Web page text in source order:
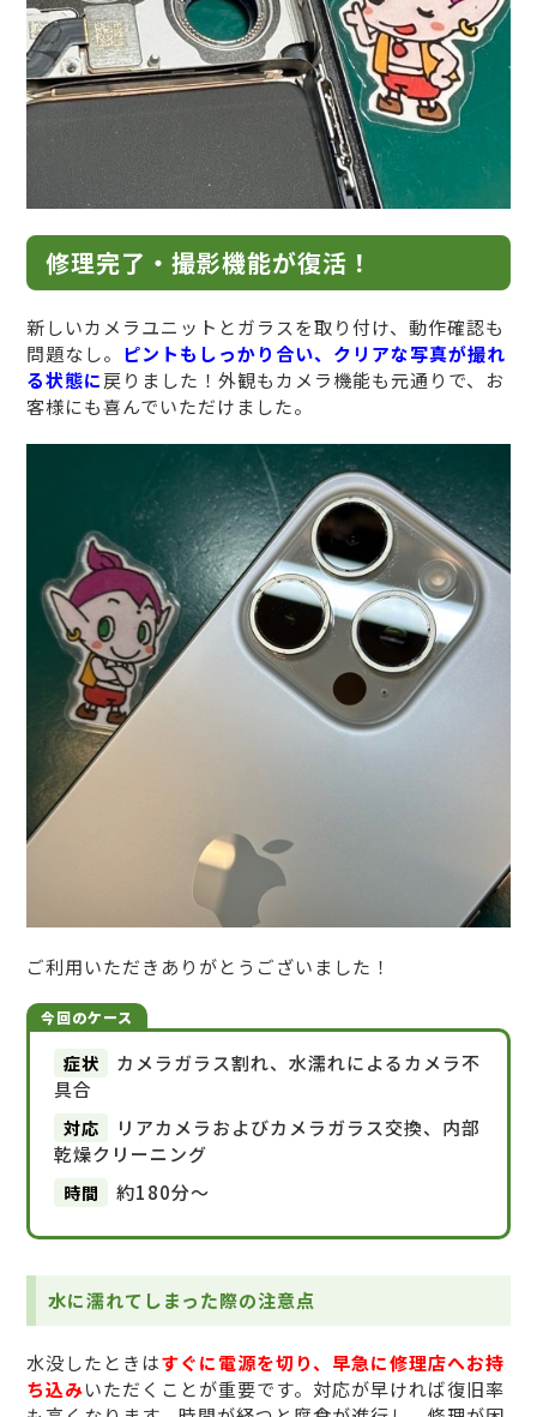
修理完了・撮影機能が復活！
新しいカメラユニットとガラスを取り付け、動作確認も
問題なし。 ピントもしっかり合い、クリアな写真が撮れ
る状態に戻りました！外観もカメラ機能も元通りで、お
客様にも喜んでいただけました。
ご利用いただきありがとうございました！
今回のケース
症状
カメラガラス割れ、水濡れによるカメラ不
具合
対応
リアカメラおよびカメラガラス交換、内部
乾燥クリーニング
時間
約180分〜
水に濡れてしまった際の注意点
水没したときはすぐに電源を切り、早急に修理店へお持
ち込みいただくことが重要です。対応が早ければ復旧率